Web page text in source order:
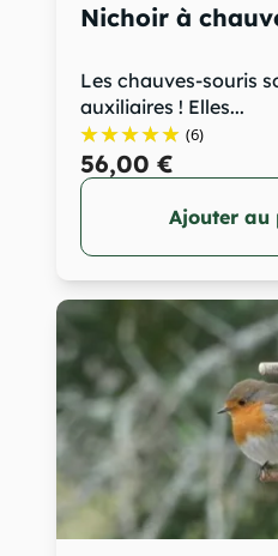
Nichoir à
Les chauves-souris
auxiliaires ! Elles...
(6)
56,00 €
Ajouter au